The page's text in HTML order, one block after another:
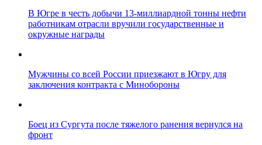
В Югре в честь добычи 13-миллиардной тонны нефти
работникам отрасли вручили государственные и
окружные награды
Мужчины со всей России приезжают в Югру для
заключения контракта с Минобороны
Боец из Сургута после тяжелого ранения вернулся на
фронт